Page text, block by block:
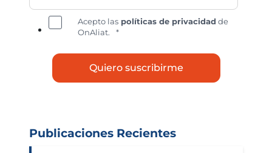
Acepto las políticas de privacidad de
OnAliat.
*
Publicaciones Recientes